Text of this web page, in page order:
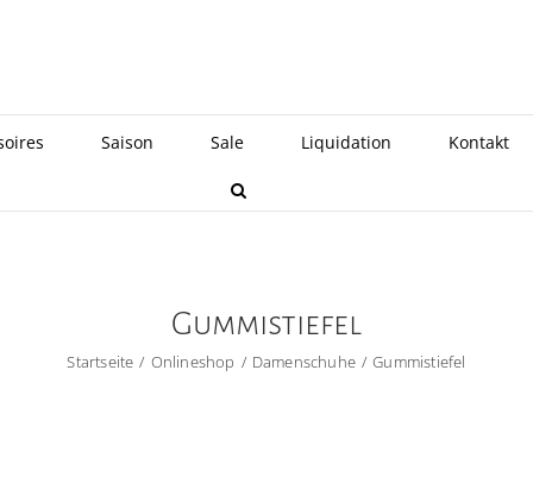
Saison Sale Liquidation Kontakt
Gummistiefel
Startseite Onlineshop Damenschuhe Gummistiefel